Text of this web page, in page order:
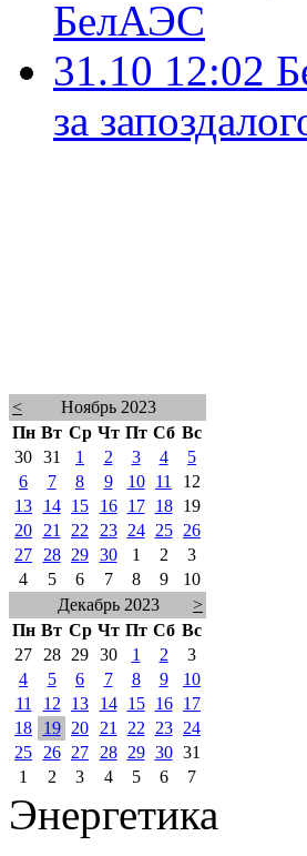
БелАЭС
31.10 12:02
за
<
Ноябрь 2023
Пн Вт Ср Чт Пт Сб Вс
30 31 1 2 3 4
5
6
7 8 9 10 11
12
13
14 15 16 17 18
19
20
21 22 23 24 25
26
27
28 29 30 1 2
3
4
5 6 7 8 9
10
Декабрь 2023
>
Пн Вт Ср Чт Пт Сб Вс
27
28 29 30 1 2
3
4
5 6 7 8 9
10
11
12 13 14 15 16
17
18
19 20 21 22 23
24
25
26 27 28 29 30 31
1
2 3 4 5 6 7
Энергетика